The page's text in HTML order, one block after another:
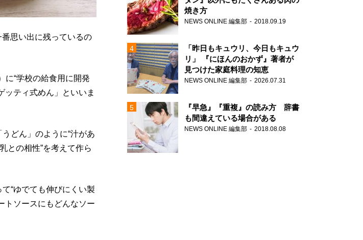
番思い出に残っているの
に“学校の給食用に開発
ッティ式めん」といいま
どん」のように“汁があ
との相性”を考えて作ら
“ゆでても伸びにくい製
トソースにもどんなソー
焼き方
NEWS ONLINE 編集部 2018.09.19
「昨日もキュウリ、今日もキュウ
リ」 『にほんのおかず』著者が
見つけた家庭料理の知恵
NEWS ONLINE 編集部 2026.07.31
『早急』『重複』の読み方 辞書
も間違えている場合がある
NEWS ONLINE 編集部 2018.08.08